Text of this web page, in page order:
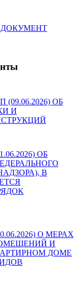
ДОКУМЕНТ
(09.06.2026) ОБ
И
ОБ
В
О МЕРАХ
И
ДОМЕ